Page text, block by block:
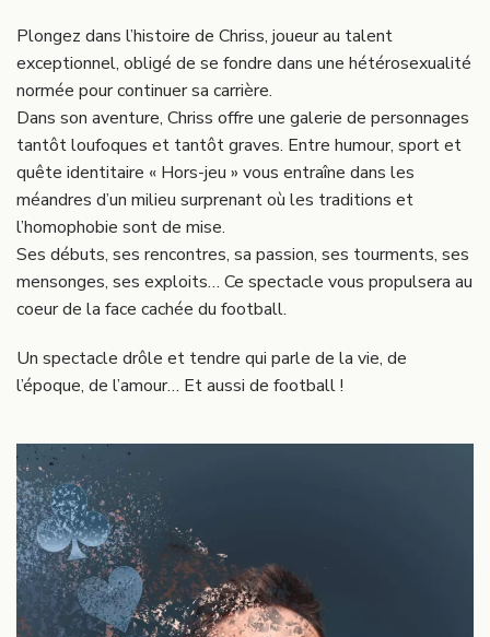
Plongez dans l’histoire de Chriss, joueur au talent
exceptionnel, obligé de se fondre dans une hétérosexualité
normée pour continuer sa carrière.
Dans son aventure, Chriss offre une galerie de personnages
tantôt loufoques et tantôt graves. Entre humour, sport et
quête identitaire « Hors-jeu » vous entraîne dans les
méandres d’un milieu surprenant où les traditions et
l’homophobie sont de mise.
Ses débuts, ses rencontres, sa passion, ses tourments, ses
mensonges, ses exploits… Ce spectacle vous propulsera au
coeur de la face cachée du football.
Un spectacle drôle et tendre qui parle de la vie, de
l’époque, de l’amour… Et aussi de football !